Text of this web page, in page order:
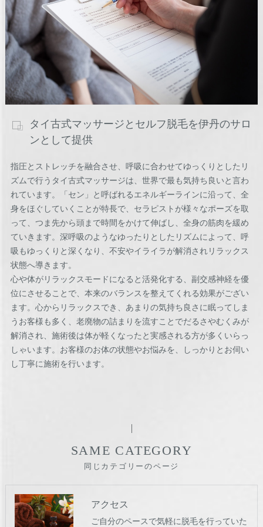
タイ古式マッサージとセルフ脱毛を伊丹のサロ
ンとして提供
指圧とストレッチを融合させ、呼吸に合わせてゆっくりとしたリ
ズムで行うタイ古式マッサージは、世界で最も気持ち良いと言わ
れています。「セン」と呼ばれるエネルギーラインに沿って、全
身をほぐしていくことが特長で、セラピストが様々なポーズを取
って、つま先から頭まで時間をかけて伸ばし、全身の筋肉を緩め
ていきます。深呼吸のようなゆったりとしたリズムによって、呼
吸もゆっくりと深くなり、不安やイライラが解消されリラックス
状態へ導きます。
心や体がリラックスモードになると活発化する、副交感神経を優
位にさせることで、本来のバランスを整えてくれる効果がござい
ます。心からリラックスでき、あまりの気持ち良さに眠ってしま
うお客様も多く、老廃物の詰まりを流すことでだるさやむくみが
解消され、施術後は体が軽くなったと実感される方が多くいらっ
しゃいます。お客様のお体の状態やお悩みを、しっかりとお伺い
し丁寧に施術を行います。
同じカテゴリーのページ
SAME CATEGORY
アクセス
ご自分のペースで気軽に脱毛を行っていた